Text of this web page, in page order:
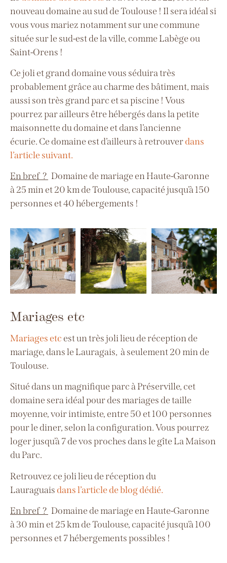
nouveau domaine au sud de Toulouse ! Il sera idéal si
vous vous mariez notamment sur une commune
située sur le sud-est de la ville, comme Labège ou
Saint-Orens !
Ce joli et grand domaine vous séduira très
probablement grâce au charme des bâtiment, mais
aussi son très grand parc et sa piscine ! Vous
pourrez par ailleurs être hébergés dans la petite
maisonnette du domaine et dans l’ancienne
écurie. Ce domaine est d’ailleurs à retrouverdans
l’article suivant.
En bref ? Domaine de mariage en Haute-Garonne
à25 min et 20 km de Toulouse, capacité jusqu’à 150
personneset 40 hébergements !
Mariages etc
Mariages etcest un très joli lieu de réception de
mariage, dans le Lauragais, à seulement 20 min de
Toulouse.
Situé dans un magnifique parc à Préserville, cet
domaine sera idéal pour des mariages de taille
moyenne, voir intimiste, entre 50 et 100 personnes
pour le diner, selon la configuration.Vous pourrez
loger jusqu’à 7 de vos proches dans le gîte La Maison
du Parc.
Retrouvez ce joli lieu de réception du
Lauraguaisdans l’article de blog dédié.
En bref ? Domaine de mariage en Haute-Garonne
à30 min et 25 km de Toulouse, capacité jusqu’à 100
personneset 7 hébergements possibles !